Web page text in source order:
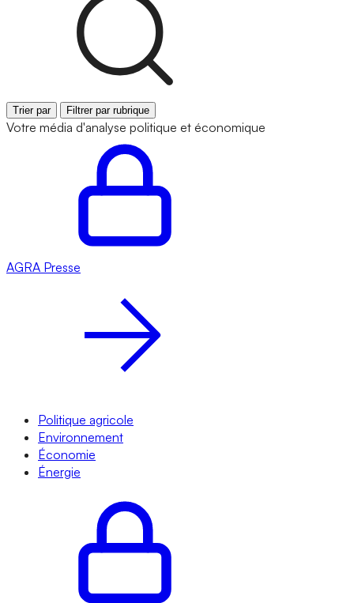
Trier par Filtrer par rubrique
Votre média d'analyse politique et économique
AGRA Presse
Politique agricole
Environnement
Économie
Énergie